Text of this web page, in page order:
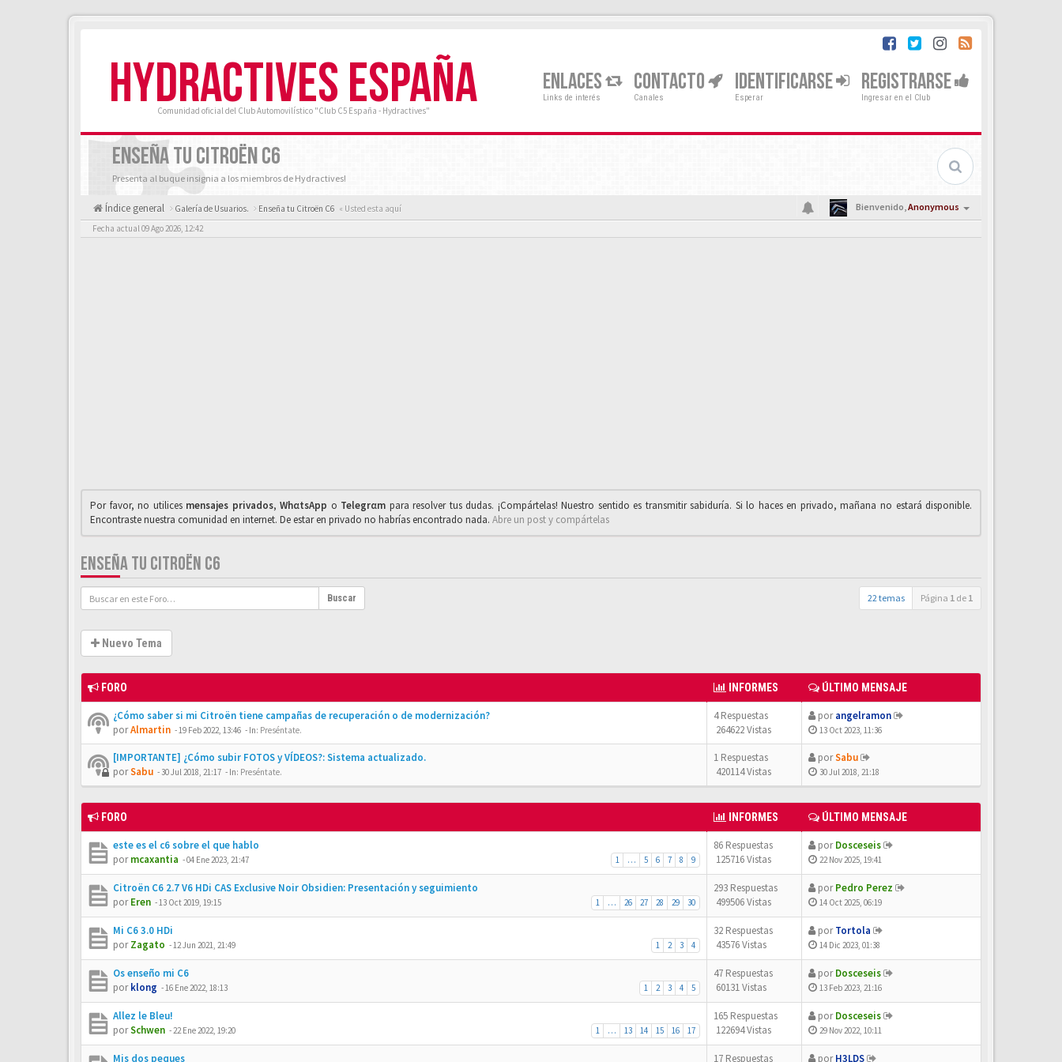
HYDRACTIVES ESPAÑA
Comunidad oficial del Club Automovilístico "Club C5 España - Hydractives"
ENLACES
Links de interés
CONTACTO
Canales
IDENTIFICARSE
Esperar
REGISTRARSE
Ingresar en el Club
ENSEÑA TU CITROËN C6
Presenta al buque insignia a los miembros de Hydractives!
Índice general Galería de Usuarios. Enseña tu Citroën C6 « Usted esta aquí Bienvenido,Anonymous
Fecha actual 09 Ago 2026, 12:42
Por favor, no utilices mensajes privados,WhαtsApp o Telegrαm para resolver tus dudas. ¡Compártelas! Nuestro sentido es transmitir sabiduría. Si lo haces en privado, mañana no estará disponible.
Encontraste nuestra comunidad en internet. De estar en privado no habrías encontrado nada. Abre un post y compártelas
ENSEÑA TU CITROËN C6
Buscar 22 temas Página 1 de 1
Nuevo Tema
FORO INFORMES ÚLTIMO MENSAJE
¿Cómo saber si mi Citroën tiene campañas de recuperación o de modernización?
porAlmartin -19 Feb 2022, 13:46 - In: Preséntate.
4 Respuestas
264622 Vistas
porangelramon
13 Oct 2023, 11:36
[IMPORTANTE] ¿Cómo subir FOTOS y VÍDEOS?: Sistema actualizado.
porSabu - 30 Jul 2018, 21:17 - In: Preséntate.
1 Respuestas
420114 Vistas
porSabu
30 Jul 2018, 21:18
FORO INFORMES ÚLTIMO MENSAJE
este es el c6 sobre el que hablo
1 … 5 6 7 8 9
pormcaxantia -04 Ene 2023, 21:47
86 Respuestas
125716 Vistas
porDosceseis
22 Nov 2025, 19:41
Citroën C6 2.7 V6 HDi CAS Exclusive Noir Obsidien: Presentación y seguimiento
1 … 26 27 28 29 30
porEren -13 Oct 2019, 19:15
293 Respuestas
499506 Vistas
porPedro Perez
14 Oct 2025, 06:19
Mi C6 3.0 HDi
1 2 3 4
porZagato -12 Jun 2021, 21:49
32 Respuestas
43576 Vistas
porTortola
14 Dic 2023, 01:38
Os enseño mi C6
1 2 3 4 5
porklong -16 Ene 2022, 18:13
47 Respuestas
60131 Vistas
porDosceseis
13 Feb 2023, 21:16
Allez le Bleu!
1 … 13 14 15 16 17
porSchwen -22 Ene 2022, 19:20
165 Respuestas
122694 Vistas
porDosceseis
29 Nov 2022, 10:11
Mis dos peques
17 Respuestas
porH3LDS